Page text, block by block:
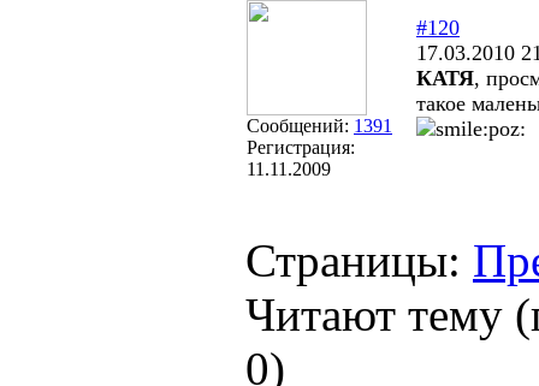
Сообщений: 1391
Регистрация:
11.11.2009
#120
17.03.2010
КАТЯ,
такое
Страницы:
Читают тему
0)